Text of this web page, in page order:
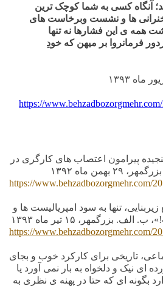
آنگاه کسی به شما کوچک ترین
ها و نشست وبرخاست های
همه ی این فشارها نه تنها
فرمانروا بر میهن که خودِ
https://
پیرامون اعتصاب های کارگری در
ماه ۱۳۹۲
https://www.behzadbozorgmehr.com/
تنها به سود امپریالیست ها و
بزرگمهر، ۱۵ تیر ماه ۱۳۹۳
https://www.behzadbozorgmehr.com/
تاریخی برای کارکرد خوب و بجای
ای نیک و دلخواه به بار نمی آورد یا
بگونه ای که حتا در پهنه ی نظری به